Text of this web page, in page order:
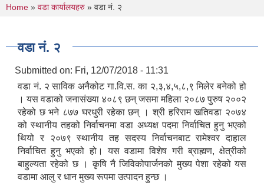
You are here
Home » वडा कार्यालयहरु » वडा नं. २
वडा नं. २
Submitted on: Fri, 12/07/2018 - 11:31
वडा नं. २ साविक अनैकोट गा.वि.स. का २,३,४,५,८,९ मिलेर बनेको हो
। यस वडाको जनासंख्या ४०८९ छन् जसमा महिला २०८७ पुरुष २००२
रहेको छ भने ८७७ घरधुरी रहेका छन् । श्री हरिराम खतिवडा २०७४
को स्थानीय तहको निर्वाचनमा वडा अध्यक्ष पदमा निर्वाचित हुनु भएको
थियो र २०७९ स्थानीय तह सदस्य निर्वाचनबाट रामेश्वर दाहाल
निर्वाचित हुनु भएको हो। यस वडामा विशेष गरी ब्राह्मण, क्षेत्रीको
बाहुल्यता रहेको छ । कृषि नै जिविकोपार्जनको मुख्य पेशा रहेको यस
वडामा आलु र धान मुख्य रूपमा उत्पादन हुन्छ ।